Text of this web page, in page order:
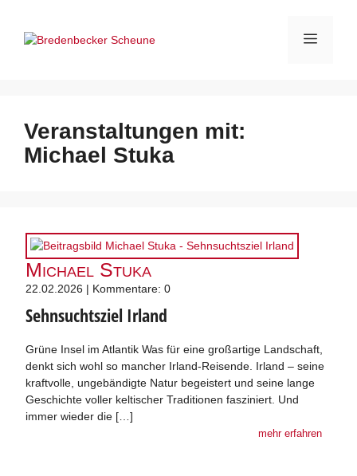
springen
Menü
Veranstaltungen mit:
Michael Stuka
Michael Stuka
22.02.2026 | Kommentare: 0
Sehnsuchtsziel Irland
Grüne Insel im Atlantik Was für eine großartige Landschaft,
denkt sich wohl so mancher Irland-Reisende. Irland – seine
kraftvolle, ungebändigte Natur begeistert und seine lange
Geschichte voller keltischer Traditionen fasziniert. Und
immer wieder die […]
mehr erfahren